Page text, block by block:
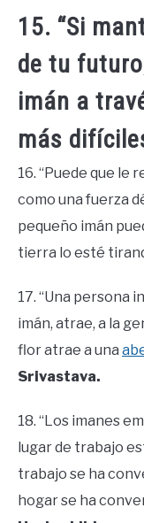
15. “Si
de tu
imán a
más
16. “Puede que le
como una fuerza
pequeño imán
tierra lo esté
17. “Una persona
imán, atrae, a la
flor atrae a una
Srivastava.
18. “Los imanes
lugar de trabajo
trabajo se ha
hogar se ha